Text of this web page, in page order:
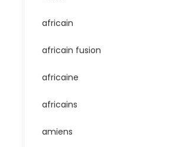
africain
africain fusion
africaine
africains
amiens